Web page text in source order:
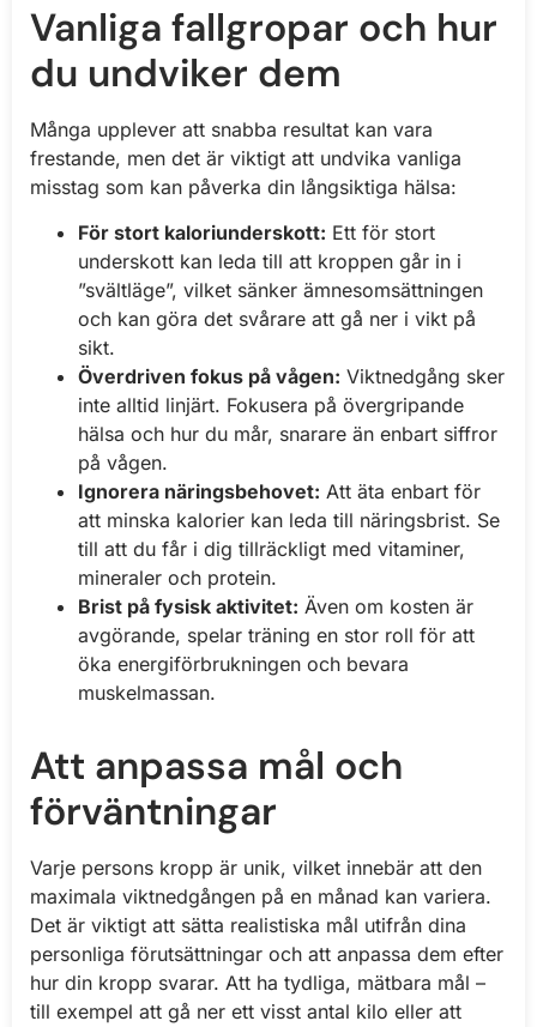
Vanliga fallgropar och hur
du undviker dem
Många upplever att snabba resultat kan vara
frestande, men det är viktigt att undvika vanliga
misstag som kan påverka din långsiktiga hälsa:
För stort kaloriunderskott: Ett för stort
underskott kan leda till att kroppen går in i
”svältläge”, vilket sänker ämnesomsättningen
och kan göra det svårare att gå ner i vikt på
sikt.
Överdriven fokus på vågen: Viktnedgång sker
inte alltid linjärt. Fokusera på övergripande
hälsa och hur du mår, snarare än enbart siffror
på vågen.
Ignorera näringsbehovet: Att äta enbart för
att minska kalorier kan leda till näringsbrist. Se
till att du får i dig tillräckligt med vitaminer,
mineraler och protein.
Brist på fysisk aktivitet: Även om kosten är
avgörande, spelar träning en stor roll för att
öka energiförbrukningen och bevara
muskelmassan.
Att anpassa mål och
förväntningar
Varje persons kropp är unik, vilket innebär att den
maximala viktnedgången på en månad kan variera.
Det är viktigt att sätta realistiska mål utifrån dina
personliga förutsättningar och att anpassa dem efter
hur din kropp svarar. Att ha tydliga, mätbara mål –
till exempel att gå ner ett visst antal kilo eller att